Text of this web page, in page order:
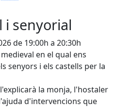
i senyorial
de 19:00h a 20:30h
en el qual ens
senyors i els castells per la
la monja, l'hostaler
d'intervencions que